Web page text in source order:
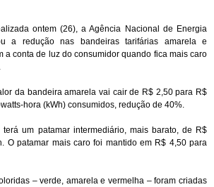
ontem (26), a Agência Nacional de Energia
a redução nas bandeiras tarifárias amarela e
a conta de luz do consumidor quando fica mais caro
da bandeira amarela vai cair de R$ 2,50 para R$
hora (kWh) consumidos, redução de 40%.
um patamar intermediário, mais barato, de R$
O patamar mais caro foi mantido em R$ 4,50 para
– verde, amarela e vermelha – foram criadas